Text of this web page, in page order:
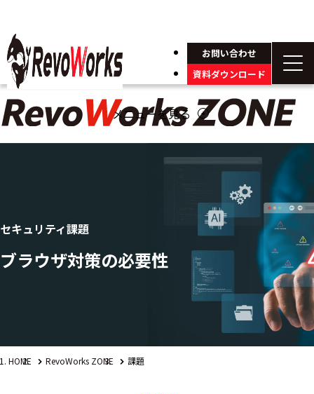
お問い合わせ
資料ダウンロード
メニューを見る arrow_circle_down
セキュリティ課題
ブラウザ対策の必要性
HOME RevoWorks ZONE 課題